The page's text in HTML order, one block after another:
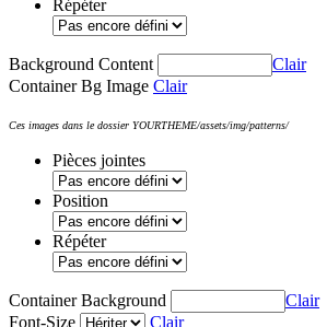
Répéter
Background Content
Clair
Container Bg Image Clair
Ces images dans le dossier YOURTHEME/assets/img/patterns/
Pièces jointes
Position
Répéter
Container Background
Clair
Font-Size
Clair